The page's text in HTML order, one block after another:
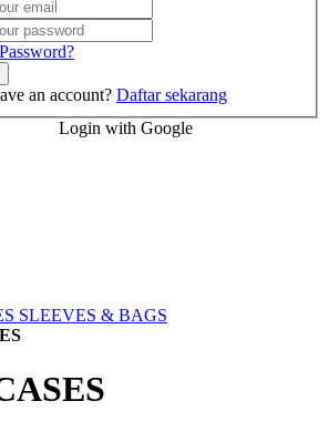
an account? Daftar sekarang
Login with Google
SLEEVES & BAGS